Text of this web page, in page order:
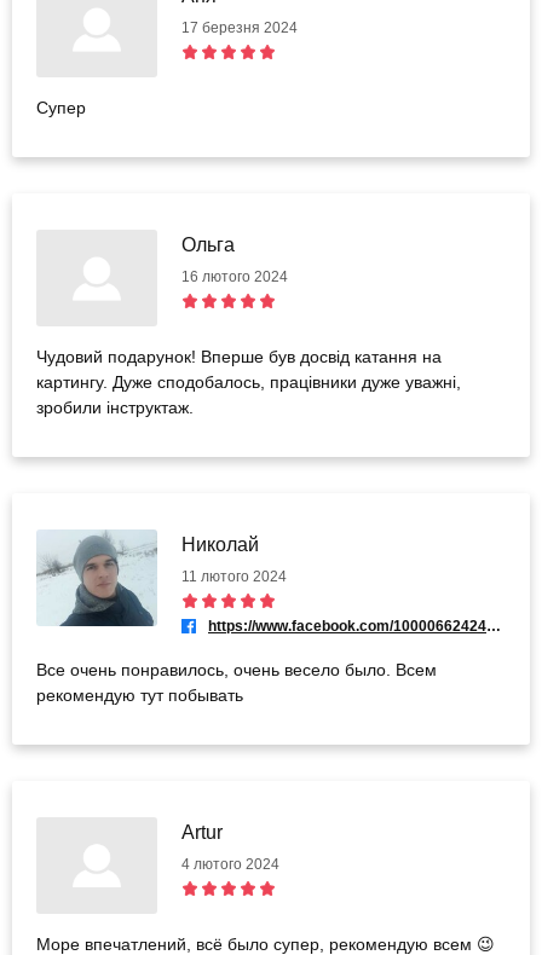
17 березня 2024
Супер
Ольга
16 лютого 2024
Чудовий подарунок! Вперше був досвід катання на
картингу. Дуже сподобалось, працівники дуже уважні,
зробили інструктаж.
Николай
11 лютого 2024
https://www.facebook.com/100006624241547
Все очень понравилось, очень весело было. Всем
рекомендую тут побывать
Artur
4 лютого 2024
Море впечатлений, всё было супер, рекомендую всем 😉